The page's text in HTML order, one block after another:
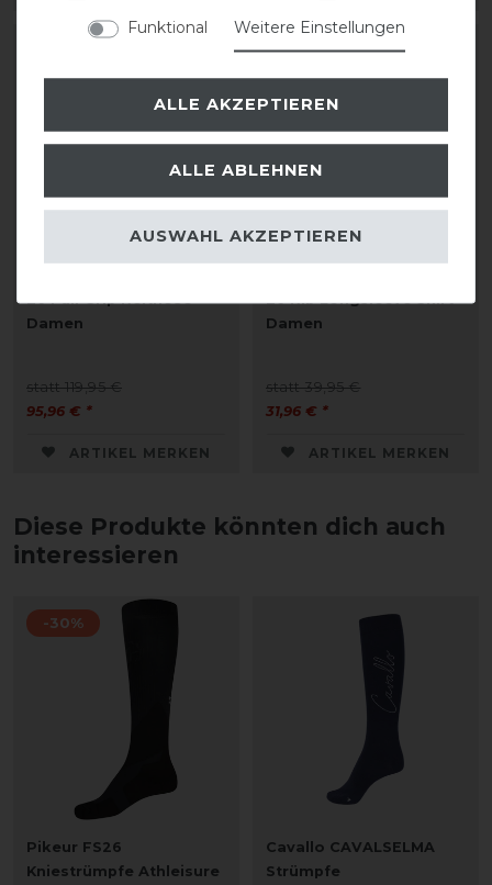
Damen
statt 119,95 €
95,96 € *
ARTIKEL MERKEN
-20%
Damen
statt 39,95 €
31,96 € *
ARTIKEL MERKEN
Diese Produkte könnten dich auch
interessieren
-30%
Pikeur FS26
Kniestrümpfe Athleisure
Cavallo CAVALSELMA
Strümpfe
Funktional
Weitere Einstellungen
ALLE AKZEPTIEREN
ALLE ABLEHNEN
AUSWAHL AKZEPTIEREN